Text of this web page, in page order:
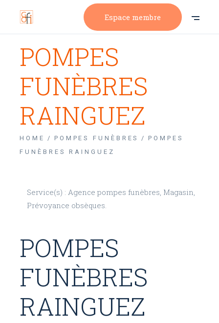
Espace membre
POMPES
FUNÈBRES
RAINGUEZ
HOME POMPES FUNÈBRES
POMPES
FUNÈBRES RAINGUEZ
Service(s) : Agence pompes funèbres, Magasin,
Prévoyance obsèques.
POMPES
FUNÈBRES
RAINGUEZ